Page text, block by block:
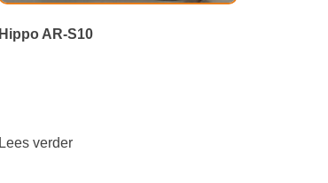
Hippo AR-S10
Lees verder